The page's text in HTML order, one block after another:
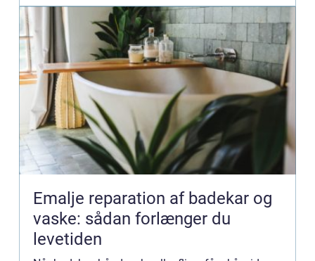
Emalje reparation af badekar og
vaske: sådan forlænger du
levetiden